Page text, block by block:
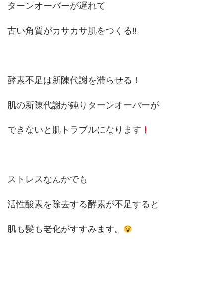
ターンオーバーが遅れて
古い角質がカサカサ肌をつくる‼
酵素不足は新陳代謝を滞らせる！
肌の新陳代謝が鈍りターンオーバーが
できないと肌トラブルになります
ストレスなんかでも
活性酸素を除去する酵素が不足すると
肌も髪も老化がすすみます。